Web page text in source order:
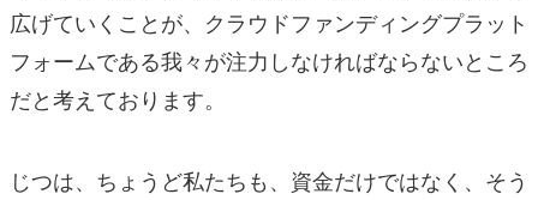
広げていくことが、クラウドファンディングプラット
フォームである我々が注力しなければならないところ
だと考えております。
じつは、ちょうど私たちも、資金だけではなく、そう